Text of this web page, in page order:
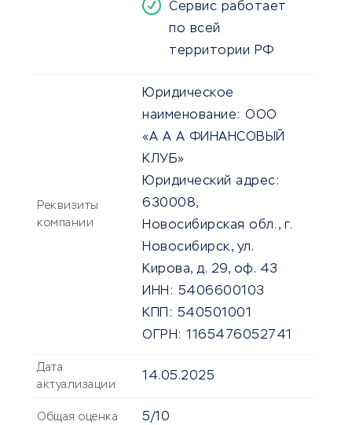
Сервис работает
по всей
территории РФ
Реквизиты
компании
Юридическое
наименование: ООО
«А А А ФИНАНСОВЫЙ
КЛУБ»
Юридический адрес:
630008,
Новосибирская обл., г.
Новосибирск, ул.
Кирова, д. 29, оф. 43
ИНН: 5406600103
КПП: 540501001
ОГРН: 1165476052741
Дата
актуализации
14.05.2025
Общая оценка 5/10